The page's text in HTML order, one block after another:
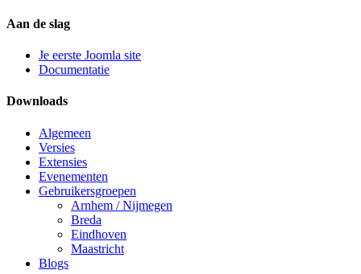
Aan de slag
Je eerste Joomla site
Documentatie
Downloads
Algemeen
Versies
Extensies
Evenementen
Gebruikersgroepen
Arnhem / Nijmegen
Breda
Eindhoven
Maastricht
Blogs